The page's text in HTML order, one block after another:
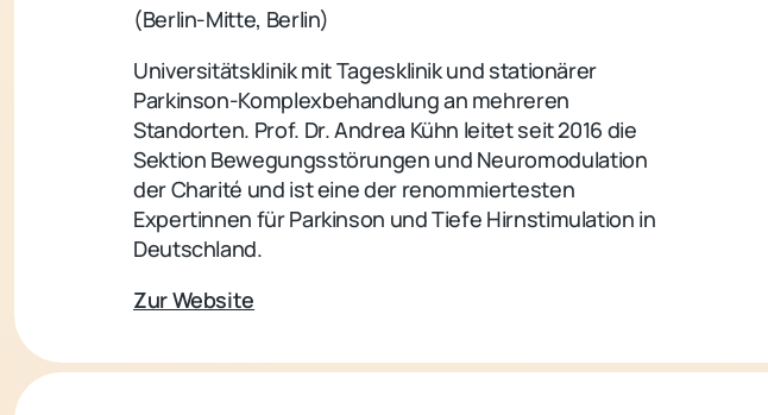
(Berlin-Mitte, Berlin)
Universitätsklinik mit Tagesklinik und stationärer
Parkinson-Komplexbehandlung an mehreren
Standorten. Prof. Dr. Andrea Kühn leitet seit 2016 die
Sektion Bewegungsstörungen und Neuromodulation
der Charité und ist eine der renommiertesten
Expertinnen für Parkinson und Tiefe Hirnstimulation in
Deutschland.
Zur Website